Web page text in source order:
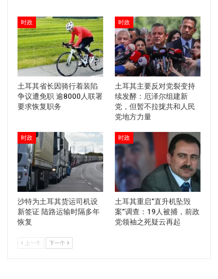
时政
土耳其省长因骑行着装陷
争议遭免职 逾8000人联署
要求恢复职务
时政
土耳其主要反对党裂变持
续发酵：厄泽尔组建新
党，但暂不拉拢共和人民
党地方力量
时政
沙特为土耳其货运司机设
新签证 陆路运输时隔多年
恢复
时政
土耳其重启“直升机坠毁
案”调查：19人被捕，前政
党领袖之死疑云再起
上一个 下一个